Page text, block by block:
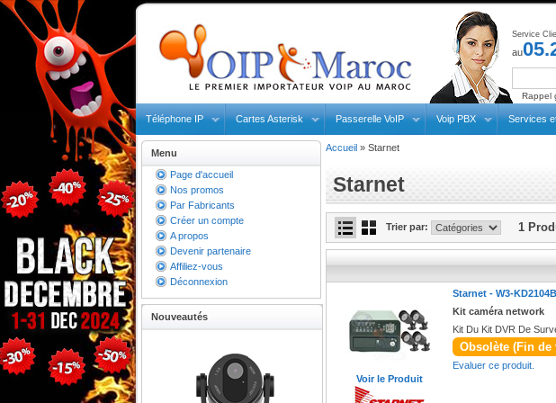
Service
au
Rappel
Téléphone IP Cartes Asterisk Passerelle VoIP Voip PBX Services
Menu
Page d'accueil
Nos promos
Par Fabricants
Créer un compte
A propos
Devenir partenaire
Affiliez-vous
Déconnexion
Nouveautés
Accueil» Starnet
Starnet
Trier par: 1
Voir le Produit
Starnet - W3-KD2104B
Kit caméra network
Kit Du Kit DVR De
Obsolète (Fin de
Evaluer ce produit.